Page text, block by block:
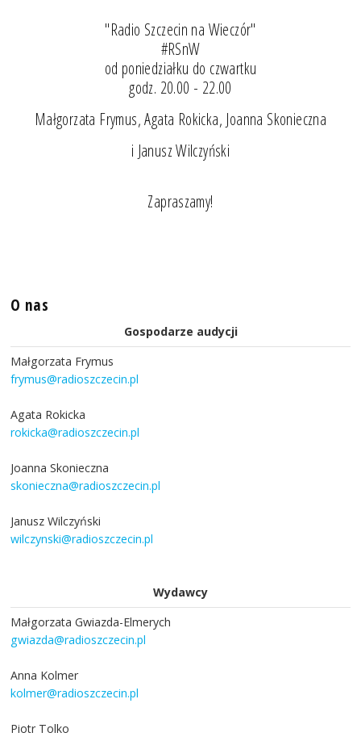
"Radio Szczecin na Wieczór"
#RSnW
od poniedziałku do czwartku
godz. 20.00 - 22.00
Małgorzata Frymus, Agata Rokicka, Joanna Skonieczna
i Janusz Wilczyński
Zapraszamy!
O nas
Gospodarze audycji
Małgorzata Frymus
frymus@radioszczecin.pl
Agata Rokicka
rokicka@radioszczecin.pl
Joanna Skonieczna
skonieczna@radioszczecin.pl
Janusz Wilczyński
wilczynski@radioszczecin.pl
Wydawcy
Małgorzata Gwiazda-Elmerych
gwiazda@radioszczecin.pl
Anna Kolmer
kolmer@radioszczecin.pl
Piotr Tolko